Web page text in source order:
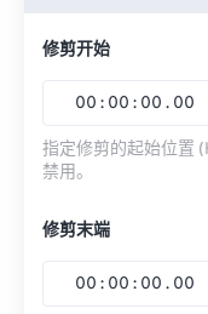
修剪开始
00 : 00 : 00 . 00
指定修剪的起始位置
禁用。
修剪末端
00 : 00 : 00 . 00